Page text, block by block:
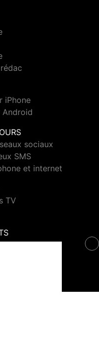
iPhone
Android
sociaux
SMS
et internet
TV